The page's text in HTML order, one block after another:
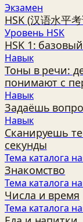
Экзамен
HSK (汉语水平
Уровень HSK
HSK 1:
Навык
Тоны в речи:
понимают с
Навык
Задаёшь
Навык
Сканируешь
секунды
Тема каталога
Знакомство
Тема каталога
Числа и время
Тема каталога